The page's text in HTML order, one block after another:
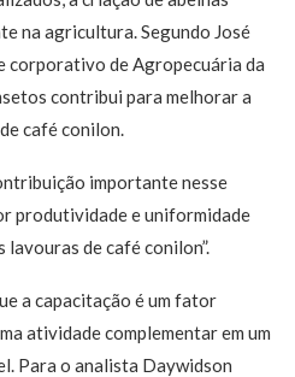
na agricultura. Segundo José
corporativo de Agropecuária da
contribui para melhorar a
café conilon.
importante nesse
produtividade e uniformidade
de café conilon”.
a capacitação é um fator
atividade complementar em um
Para o analista Daywidson